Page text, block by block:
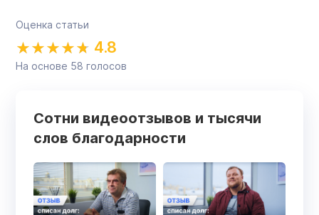
Оценка статьи
4.8
На основе 58 голосов
Сотни видеоотзывов и тысячи
слов благодарности